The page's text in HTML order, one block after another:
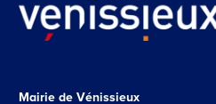
Mairie de Vénissieux